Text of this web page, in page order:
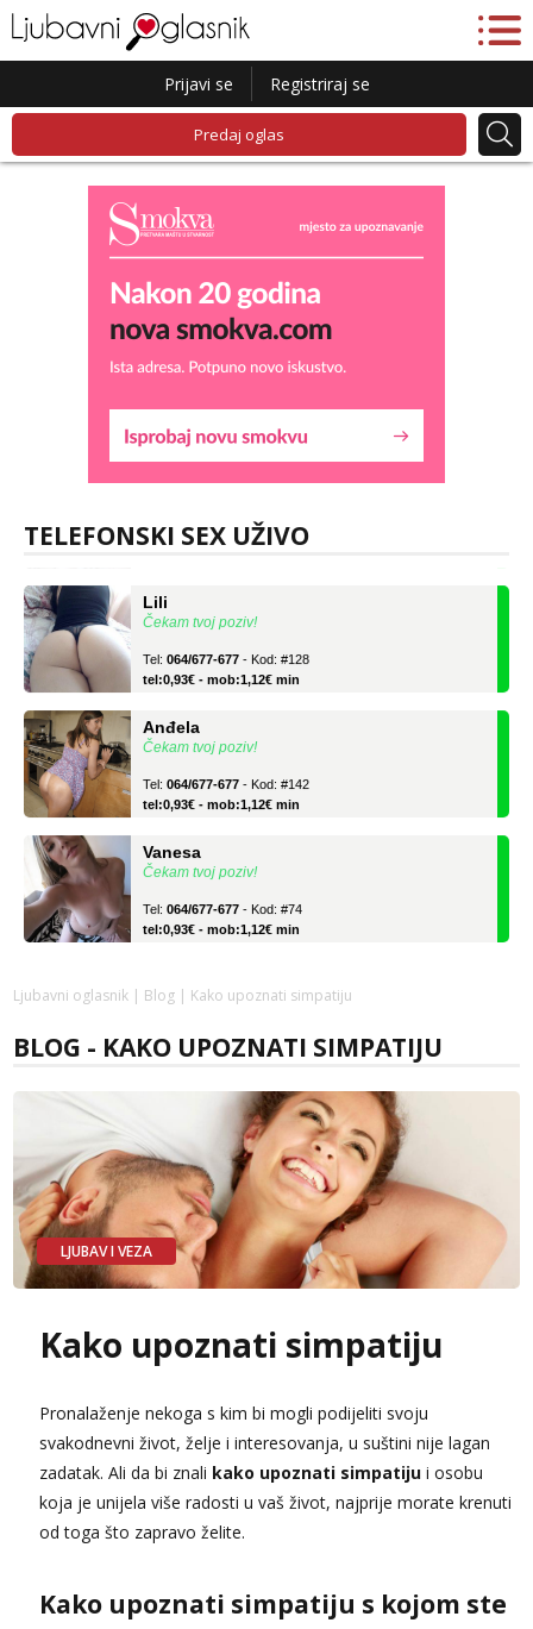
Prijavi se Registriraj se
Predaj oglas
TELEFONSKI SEX UŽIVO
Vanesa
tel:0,93€ - mob:1,12€ min
Čekam tvoj poziv!
tel:0,93€ - mob:1,12€ min
Čekam tvoj poziv!
tel:0,93€ - mob:1,12€ min
Čekam tvoj poziv!
tel:0,93€ - mob:1,12€ min
Čekam tvoj poziv!
- Kod: #142
tel:0,93€ - mob:1,12€ min
Ljubavni oglasnik | Blog | Kako upoznati simpatiju
BLOG - KAKO UPOZNATI SIMPATIJU
LJUBAV I VEZA
Kako upoznati simpatiju
Pronalaženje nekoga s kim bi mogli podijeliti svoju
svakodnevni život, želje i interesovanja, u suštini nije lagan
zadatak. Ali da bi znali kako upoznati simpatiju i osobu
koja je unijela više radosti u vaš život, najprije morate krenuti
od toga što zapravo želite.
Kako upoznati simpatiju s kojom ste